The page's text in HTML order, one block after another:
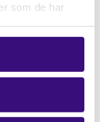
som de har